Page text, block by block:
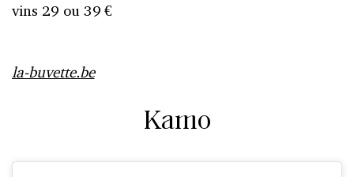
vins 29 ou 39 €
la-buvette.be
Kamo